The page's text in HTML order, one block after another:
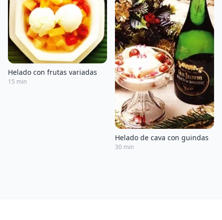
Helado con frutas variadas
15 min
Helado de cava con guindas
30 min